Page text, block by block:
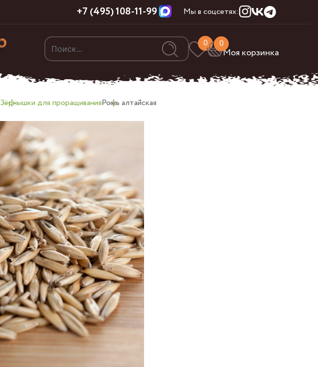
+7 (495) 108-11-99 Мы в соцсетях:
0 0
Моя корзинка
Зёрнышки для проращиванияРожь алтайская